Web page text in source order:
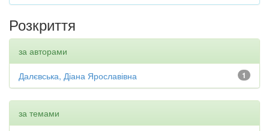
Розкриття
за авторами
1
Далєвська, Діана Ярославівна
за темами